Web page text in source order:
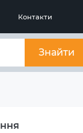
Контакти
Знайти